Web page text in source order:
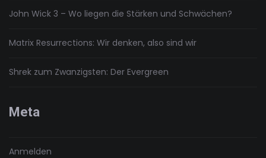
John Wick 3 – Wo liegen die Stärken und Schwächen?
Matrix Resurrections: Wir denken, also sind wir
Shrek zum Zwanzigsten: Der Evergreen
Meta
Anmelden